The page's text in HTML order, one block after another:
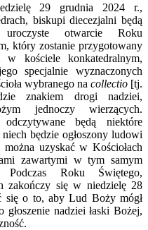
29 grudnia 2024 r.,
biskupi diecezjalni będą
otwarcie Roku
który zostanie przygotowany
kościele konkatedralnym,
specjalnie wyznaczonych
wybranego na collectio[tj.
znakiem drogi nadziei,
jednoczy wierzących.
będą niektóre
będzie ogłoszony ludowi
uzyskać w Kościołach
zawartymi w tym samym
Podczas Roku Świętego,
zakończy się w niedzielę 28
się o to, aby Lud Boży mógł
głoszenie nadziei łaski Bożej,